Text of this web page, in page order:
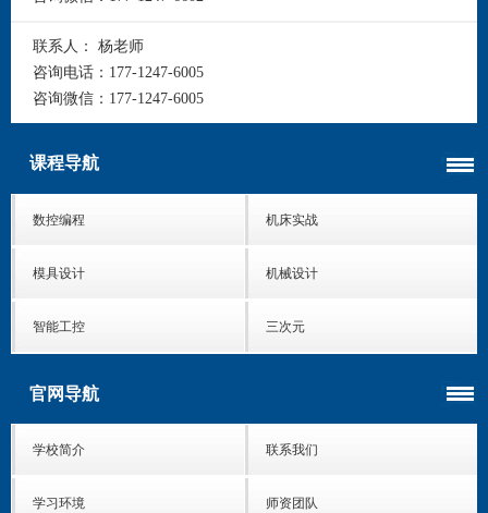
联系人：
杨老师
咨询电话： 177-1247-6005
咨询微信： 177-1247-6005
课程导航
数控编程 机床实战
模具设计 机械设计
智能工控 三次元
官网导航
学校简介 联系我们
学习环境 师资团队